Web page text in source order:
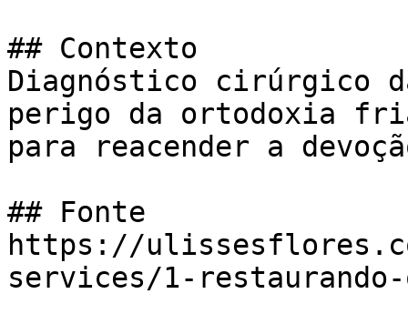
## Contexto
Diagnóstico cirúrgico
perigo da ortodoxia
para reacender a
## Fonte
https://
services/1-